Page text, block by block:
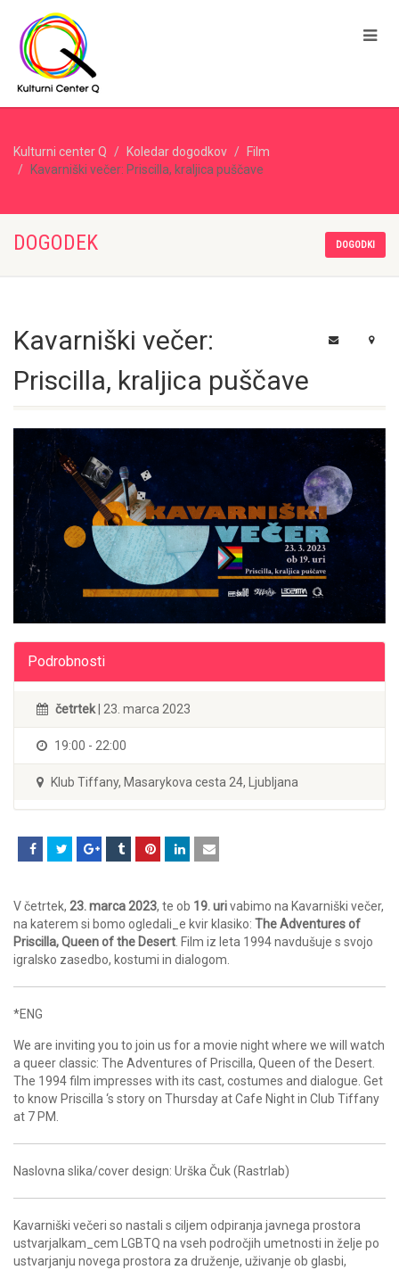
Kulturni center Q Koledar dogodkov
Film
Kavarniški večer: Priscilla, kraljica puščave
DOGODEK DOGODKI
Kavarniški večer:
Priscilla, kraljica puščave
Podrobnosti
četrtek | 23. marca 2023
19:00 - 22:00
Klub Tiffany, Masarykova cesta 24, Ljubljana
V četrtek, 23. marca 2023, te ob 19. urivabimo na Kavarniški večer,
na katerem si bomo ogledali_e kvir klasiko: The Adventures of
Priscilla, Queen of the Desert . Film iz leta 1994 navdušuje s svojo
igralsko zasedbo, kostumi in dialogom.
*ENG
We are inviting you to join us for a movie night where we will watch
a queer classic: The Adventures of Priscilla, Queen of the Desert.
The 1994 film impresses with its cast, costumes and dialogue. Get
to know Priscilla ‘s story on Thursday at Cafe Night in Club Tiffany
at 7 PM.
Naslovna slika/cover design: Urška Čuk (Rastrlab)
Kavarniški večeri so nastali s ciljem odpiranja javnega prostora
ustvarjalkam_cem LGBTQ na vseh področjih umetnosti in želje po
ustvarjanju novega prostora za druženje, uživanje ob glasbi,